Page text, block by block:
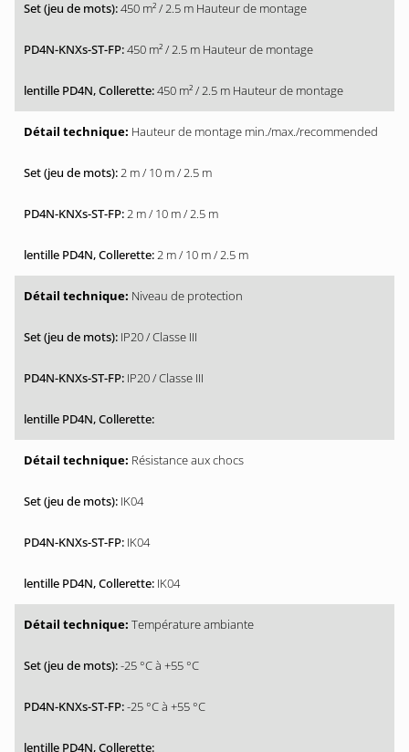
450 m² / 2.5 m Hauteur de montage
450 m² / 2.5 m Hauteur de montage
450 m² / 2.5 m Hauteur de montage
Hauteur de montage min./max./recommended
2 m / 10 m / 2.5 m
2 m / 10 m / 2.5 m
2 m / 10 m / 2.5 m
Niveau de protection
IP20 / Classe III
IP20 / Classe III
Résistance aux chocs
IK04
IK04
IK04
Température ambiante
-25 °C à +55 °C
-25 °C à +55 °C